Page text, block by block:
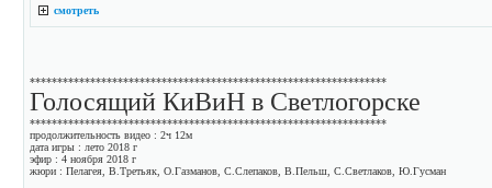
смотреть
*****************************************************************
Голосящий КиВиН в Светлогорске
*****************************************************************
продолжительность видео : 2ч 12м
дата игры : лето 2018 г
эфир : 4 ноября 2018 г
жюри : Пелагея, В.Третьяк, О.Газманов, С.Слепаков, В.Пельш, С.Светлаков, Ю.Гусман